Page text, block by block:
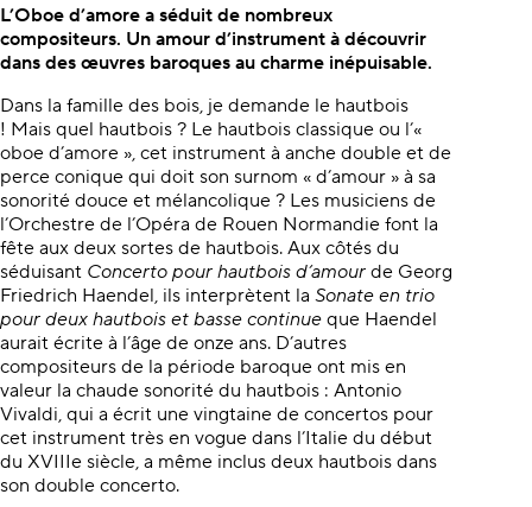
À propos du concert
L’Oboe d’amore a séduit de nombreux
compositeurs. Un amour d’instrument à découvrir
dans des œuvres baroques au charme inépuisable.
Dans la famille des bois, je demande le hautbois
! Mais quel hautbois ? Le hautbois classique ou l’«
oboe d’amore », cet instrument à anche double et de
perce conique qui doit son surnom « d’amour » à sa
sonorité douce et mélancolique ? Les musiciens de
l’Orchestre de l’Opéra de Rouen Normandie font la
fête aux deux sortes de hautbois. Aux côtés du
séduisant Concerto pour hautbois d’amour de Georg
Friedrich Haendel, ils interprètent la Sonate en trio
pour deux hautbois et basse continue que Haendel
aurait écrite à l’âge de onze ans. D’autres
compositeurs de la période baroque ont mis en
valeur la chaude sonorité du hautbois : Antonio
Vivaldi, qui a écrit une vingtaine de concertos pour
cet instrument très en vogue dans l’Italie du début
du XVIIIe siècle, a même inclus deux hautbois dans
son double concerto.